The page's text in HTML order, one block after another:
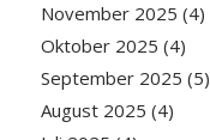
November 2025 (4)
Oktober 2025 (4)
September 2025 (5)
August 2025 (4)